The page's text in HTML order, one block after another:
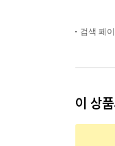
검색 페
이 상